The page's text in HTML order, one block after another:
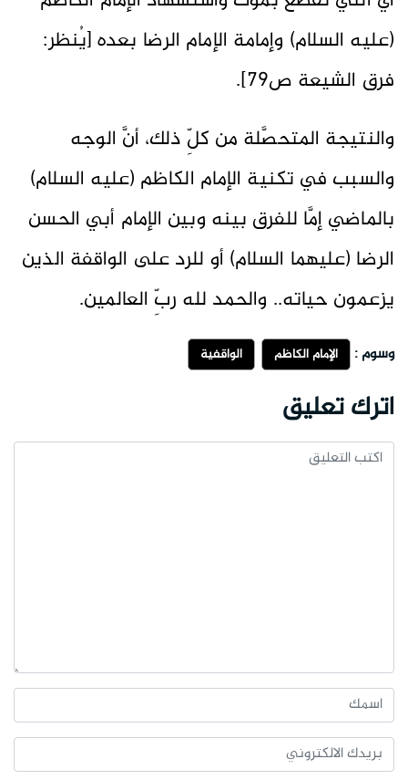
(عليه السلام) وإمامة الإمام الرضا بعده [يُنظر:
فرق الشیعة ص79].
والنتيجة المتحصَّلة من كلِّ ذلك، أنَّ الوجه
والسبب في تكنية الإمام الكاظم (عليه السلام)
بالماضي إمَّا للفرق بينه وبين الإمام أبي الحسن
الرضا (عليهما السلام) أو للرد على الواقفة الذين
يزعمون حياته.. والحمد لله ربِّ العالمين.
وسوم : الإمام الكاظم الواقفية
اترك تعليق